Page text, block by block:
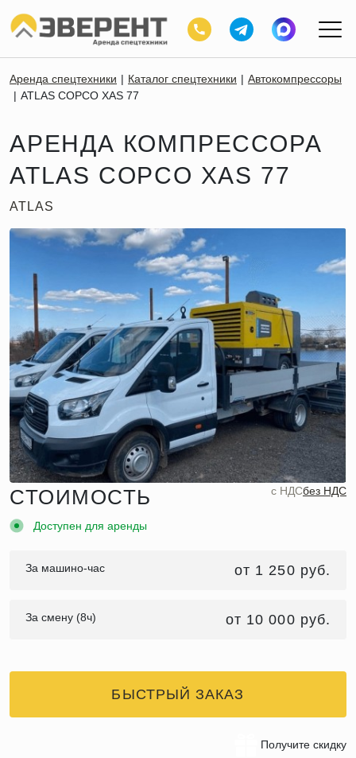
Аренда спецтехники Каталог спецтехники
Автокомпрессоры
ATLAS COPCO XAS 77
АРЕНДА КОМПРЕССОРА
ATLAS COPCO XAS 77
ATLAS
СТОИМОСТЬ c НДСбез НДС
Доступен для аренды
За машино-час от 1 250 руб.
За смену (8ч) от 10 000 руб.
БЫСТРЫЙ ЗАКАЗ
Получите скидку